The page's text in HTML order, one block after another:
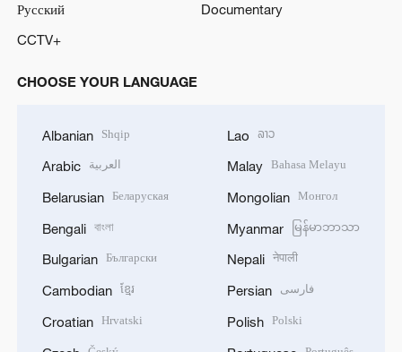
Русский
Documentary
CCTV+
CHOOSE YOUR LANGUAGE
Albanian Shqip
Arabic العربية
Belarusian Беларуская
Bengali বাংলা
Bulgarian Български
Cambodian ខ្មែរ
Croatian Hrvatski
Lao ລາວ
Malay Bahasa Melayu
Mongolian Монгол
Myanmar မြန်မာဘာသာ
Nepali नेपाली
Persian فارسی
Polish Polski